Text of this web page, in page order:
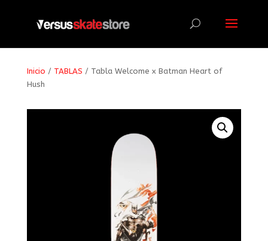
Inicio / TABLAS / Tabla Welcome x Batman Heart of
Hush